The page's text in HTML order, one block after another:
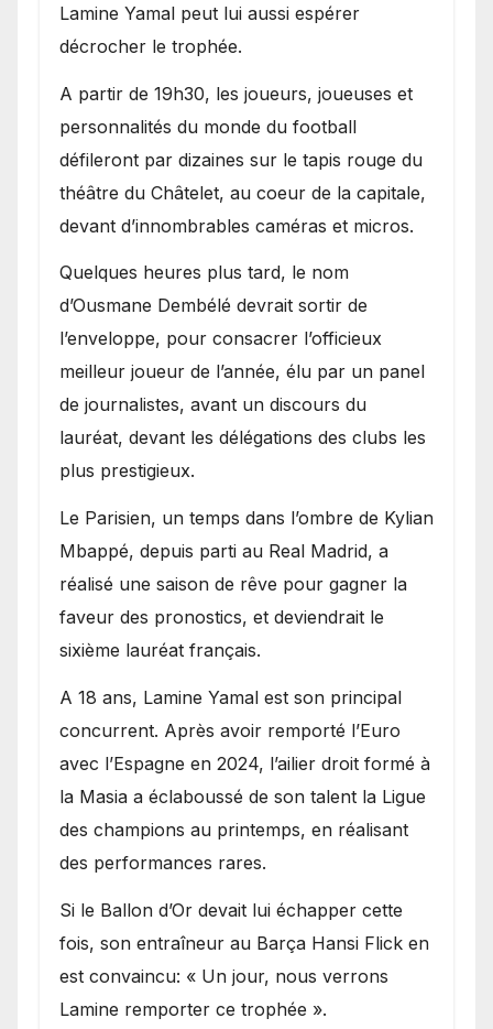
Lamine Yamal peut lui aussi espérer
décrocher le trophée.
A partir de 19h30, les joueurs, joueuses et
personnalités du monde du football
défileront par dizaines sur le tapis rouge du
théâtre du Châtelet, au coeur de la capitale,
devant d’innombrables caméras et micros.
Quelques heures plus tard, le nom
d’Ousmane Dembélé devrait sortir de
l’enveloppe, pour consacrer l’officieux
meilleur joueur de l’année, élu par un panel
de journalistes, avant un discours du
lauréat, devant les délégations des clubs les
plus prestigieux.
Le Parisien, un temps dans l’ombre de Kylian
Mbappé, depuis parti au Real Madrid, a
réalisé une saison de rêve pour gagner la
faveur des pronostics, et deviendrait le
sixième lauréat français.
A 18 ans, Lamine Yamal est son principal
concurrent. Après avoir remporté l’Euro
avec l’Espagne en 2024, l’ailier droit formé à
la Masia a éclaboussé de son talent la Ligue
des champions au printemps, en réalisant
des performances rares.
Si le Ballon d’Or devait lui échapper cette
fois, son entraîneur au Barça Hansi Flick en
est convaincu: « Un jour, nous verrons
Lamine remporter ce trophée ».